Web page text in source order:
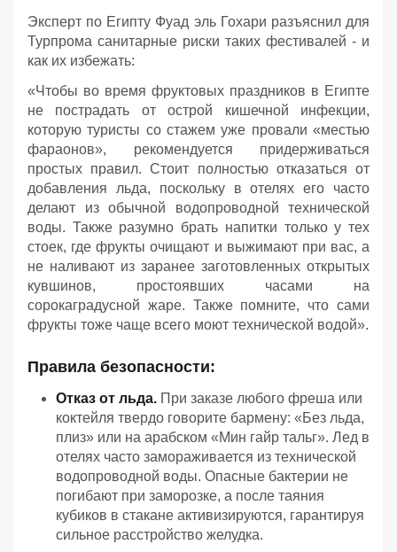
Эксперт по Египту Фуад эль Гохари разъяснил для
Турпрома санитарные риски таких фестивалей - и
как их избежать:
«Чтобы во время фруктовых праздников в Египте
не пострадать от острой кишечной инфекции,
которую туристы со стажем уже провали «местью
фараонов», рекомендуется придерживаться
простых правил. Стоит полностью отказаться от
добавления льда, поскольку в отелях его часто
делают из обычной водопроводной технической
воды. Также разумно брать напитки только у тех
стоек, где фрукты очищают и выжимают при вас, а
не наливают из заранее заготовленных открытых
кувшинов, простоявших часами на
сорокаградусной жаре. Также помните, что сами
фрукты тоже чаще всего моют технической водой».
Правила безопасности:
Отказ от льда. При заказе любого фреша или
коктейля твердо говорите бармену: «Без льда,
плиз» или на арабском «Мин гайр тальг». Лед в
отелях часто замораживается из технической
водопроводной воды. Опасные бактерии не
погибают при заморозке, а после таяния
кубиков в стакане активизируются, гарантируя
сильное расстройство желудка.